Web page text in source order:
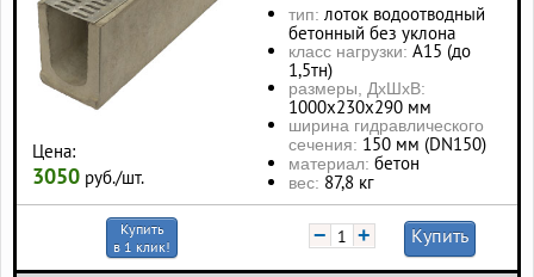
Цена:
3050 руб./шт.
тип: лоток водоотводный
бетонный без уклона
класс нагрузки: А15 (до
1,5тн)
размеры, ДхШхВ:
1000x230x290 мм
ширина гидравлического
сечения: 150 мм (DN150)
материал: бетон
вес: 87,8 кг
Купить
в 1 клик!
− + Купить